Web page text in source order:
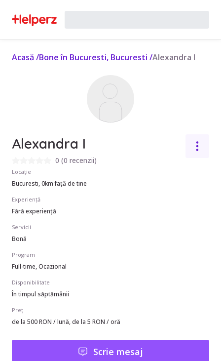
Acasă /Bone în Bucuresti, Bucuresti /Alexandra I
Alexandra I
0 (0 recenzii)
Locație
Bucuresti, 0km față de tine
Experiență
Fără experiență
Servicii
Bonă
Program
Full-time, Ocazional
Disponibilitate
În timpul săptămânii
Preț
de la 500 RON / lună, de la 5 RON / oră
Scrie mesaj